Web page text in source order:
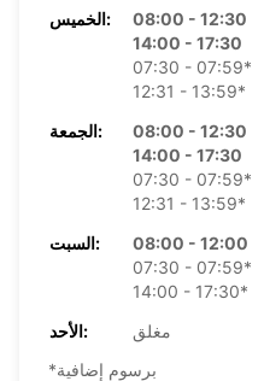
الخميس:
08:00 - 12:30
14:00 - 17:30
07:30 - 07:59*
12:31 - 13:59*
الجمعة:
08:00 - 12:30
14:00 - 17:30
07:30 - 07:59*
12:31 - 13:59*
السبت:
08:00 - 12:00
07:30 - 07:59*
14:00 - 17:30*
الأحد:
مغلق
*برسوم إضافية